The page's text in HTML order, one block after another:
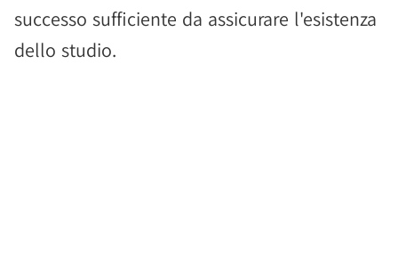
successo sufficiente da assicurare l'esistenza
dello studio.